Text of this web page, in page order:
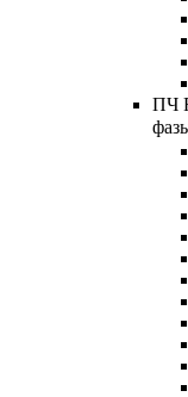
ПЧ